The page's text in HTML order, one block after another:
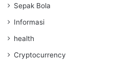
Sepak Bola
Informasi
health
Cryptocurrency